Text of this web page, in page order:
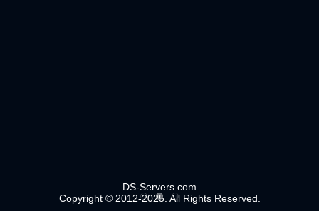
DS-Servers.com
Copyright © 2012-2025. All Rights Reserved.